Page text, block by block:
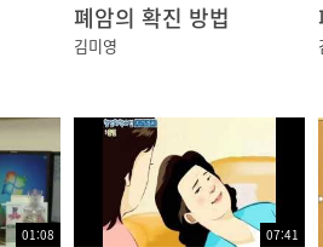
폐암의 확진 방법
김미영
01:08 07:41